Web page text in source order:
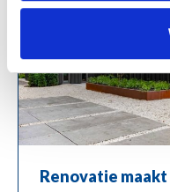
Renovatie